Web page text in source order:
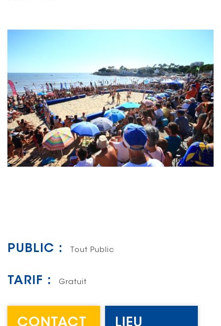
PUBLIC : Tout Public
TARIF : Gratuit
CONTACT LIEU